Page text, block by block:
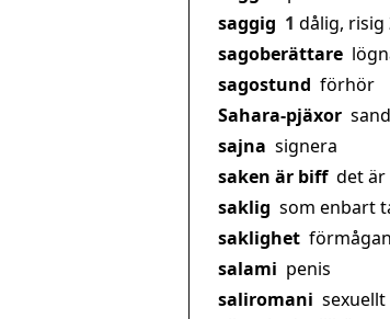
saggig 1 dålig, risig
sagoberättare
sagostund förhör
Sahara-pjäxor
sajna signera
saken är biff det
saklig som enbart
saklighet
salami penis
saliromani